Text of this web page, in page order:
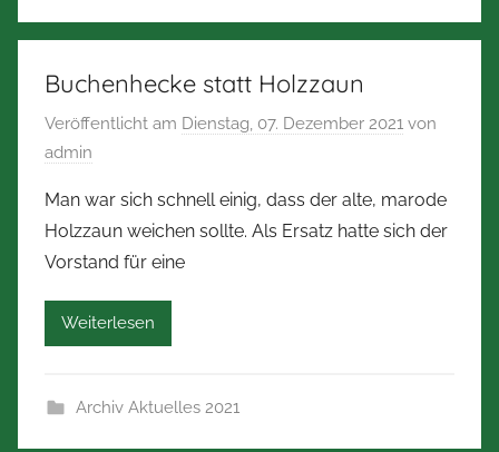
alt
Buchenhecke statt Holzzaun
Veröffentlicht am Dienstag, 07. Dezember 2021 von
admin
Man war sich schnell einig, dass der alte, marode
Holzzaun weichen sollte. Als Ersatz hatte sich der
Vorstand für eine
Weiterlesen
Archiv Aktuelles 2021